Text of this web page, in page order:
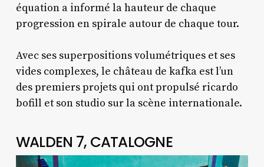
équation a informé la hauteur de chaque
progression en spirale autour de chaque tour.
Avec ses superpositions volumétriques et ses
vides complexes, le château de kafka est l’un
des premiers projets qui ont propulsé ricardo
bofill et son studio sur la scène internationale.
WALDEN 7, CATALOGNE